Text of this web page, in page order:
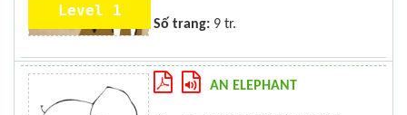
Level 1
Số trang: 9 tr.
AN ELEPHANT